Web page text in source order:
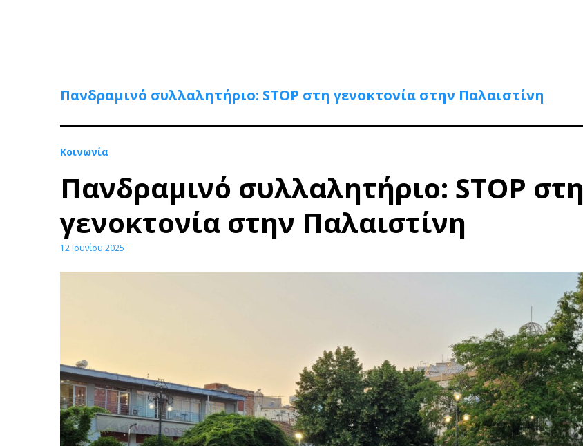
Πανδραμινό συλλαλητήριο: STOP στη γενοκτονία στην Παλαιστίνη
Κοινωνία
Πανδραμινό συλλαλητήριο: STOP στη
γενοκτονία στην Παλαιστίνη
12 Ιουνίου 2025